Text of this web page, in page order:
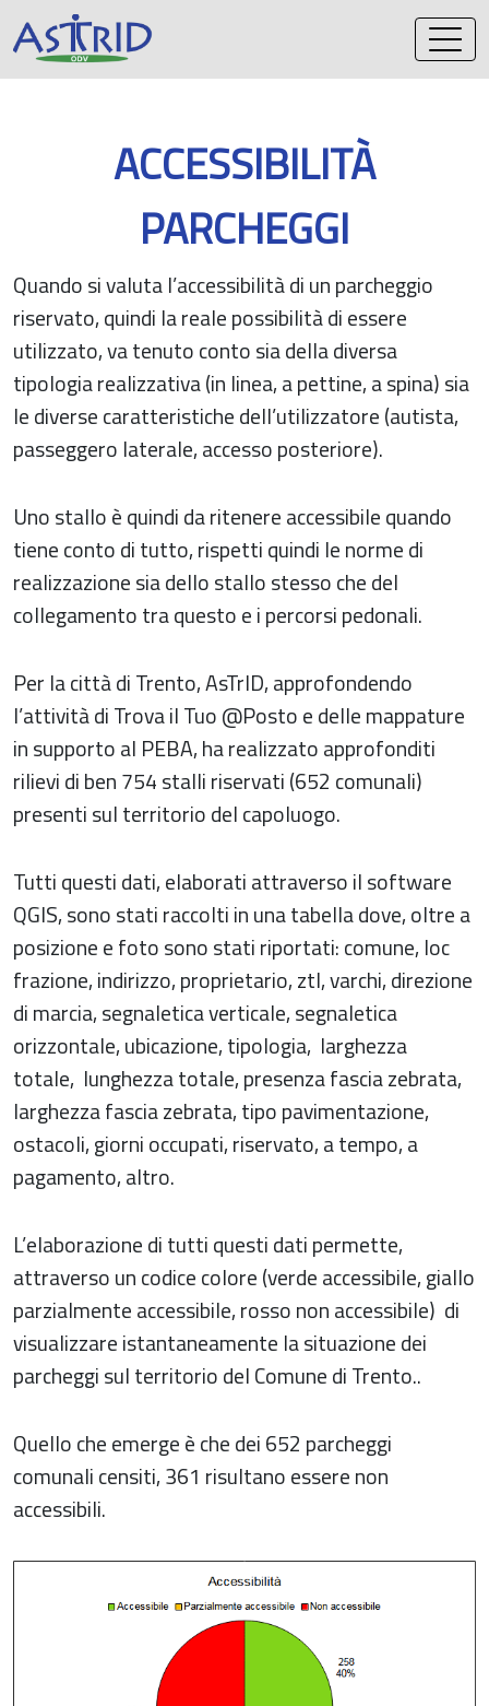
contenuto
ACCESSIBILITÀ
PARCHEGGI
Quando si valuta l’accessibilità di un parcheggio
riservato, quindi la reale possibilità di essere
utilizzato, va tenuto conto sia della diversa
tipologia realizzativa (in linea, a pettine, a spina) sia
le diverse caratteristiche dell’utilizzatore (autista,
passeggero laterale, accesso posteriore).
Uno stallo è quindi da ritenere accessibile quando
tiene conto di tutto, rispetti quindi le norme di
realizzazione sia dello stallo stesso che del
collegamento tra questo e i percorsi pedonali.
Per la città di Trento, AsTrID, approfondendo
l’attività di Trova il Tuo @Posto e delle mappature
in supporto al PEBA, ha realizzato approfonditi
rilievi di ben 754 stalli riservati (652 comunali)
presenti sul territorio del capoluogo.
Tutti questi dati, elaborati attraverso il software
QGIS, sono stati raccolti in una tabella dove, oltre a
posizione e foto sono stati riportati: comune, loc
frazione, indirizzo, proprietario, ztl, varchi, direzione
di marcia, segnaletica verticale, segnaletica
orizzontale, ubicazione, tipologia, larghezza
totale, lunghezza totale, presenza fascia zebrata,
larghezza fascia zebrata, tipo pavimentazione,
ostacoli, giorni occupati, riservato, a tempo, a
pagamento, altro.
L’elaborazione di tutti questi dati permette,
attraverso un codice colore (verde accessibile, giallo
parzialmente accessibile, rosso non accessibile) di
visualizzare istantaneamente la situazione dei
parcheggi sul territorio del Comune di Trento..
Quello che emerge è che dei 652 parcheggi
comunali censiti, 361 risultano essere non
accessibili.